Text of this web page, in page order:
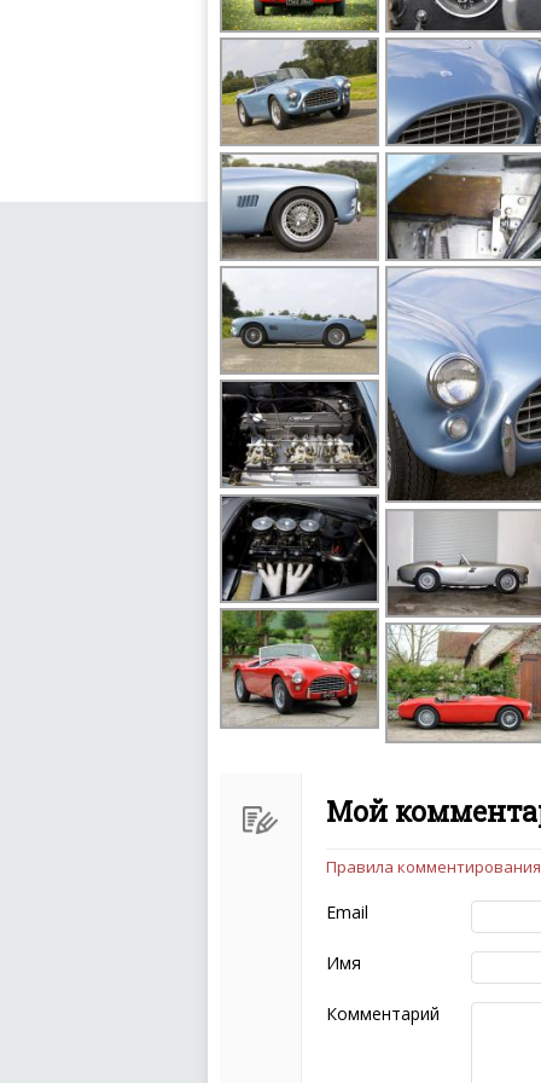
Мой
Чтобы ваш комментарий
следующих правил:
Комментарий не
эмоциональных
Не стоит
Пожалуйста, не
также призывы к
Правила комментирования
Email
Имя
Комментарий